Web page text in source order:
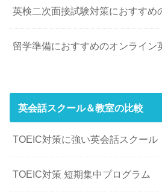
英検二次面接試験対策におすすめ
留学準備におすすめのオンライン
英会話スクール＆教室の比較
TOEIC対策に強い英会話スクール
TOEIC対策 短期集中プログラム